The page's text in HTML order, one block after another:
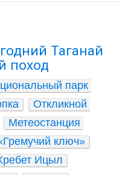
Таганай
поход
парк
Откликной
Метеостанция
ключ»
Ицыл